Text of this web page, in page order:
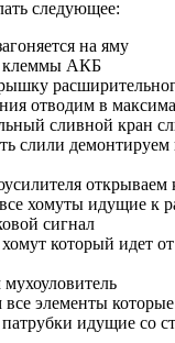
следующее:
на яму
клеммы АКБ
отводим в
сливной кран
слили
хомуты идущие к
сигнал
который идет
элементы которые
идущие со